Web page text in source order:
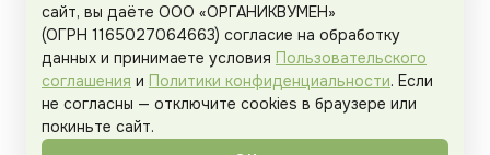
Пользовательское соглашение
Organicwoman.ru . Все права защищены.
сайт, вы даёте ООО «ОРГАНИКВУМЕН»
(ОГРН 1165027064663) согласие на обработку
данных и принимаете условия Пользовательского
соглашения и Политики конфиденциальности. Если
не согласны — отключите cookies в браузере или
покиньте сайт.